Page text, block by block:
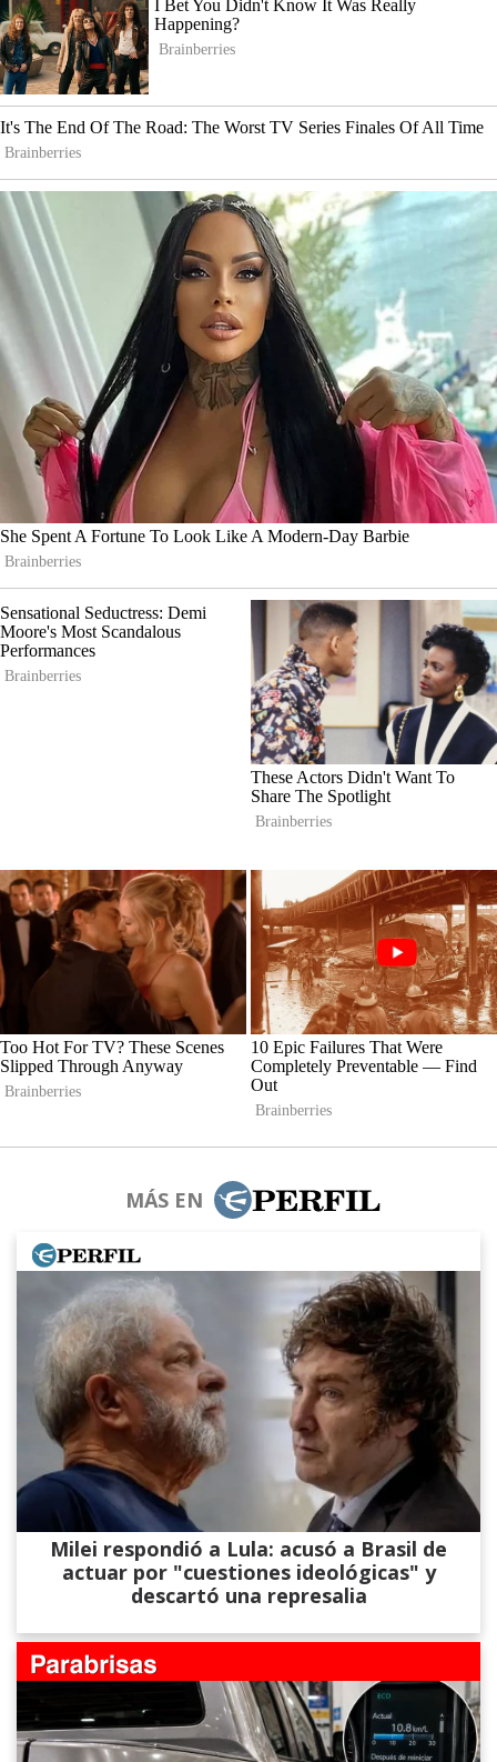
MÁS EN
Milei respondió a Lula: acusó a Brasil de
actuar por "cuestiones ideológicas" y
descartó una represalia